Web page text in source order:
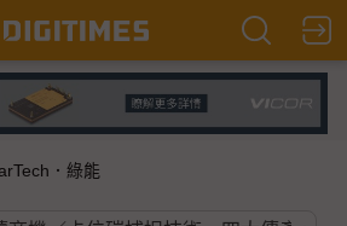
．綠能